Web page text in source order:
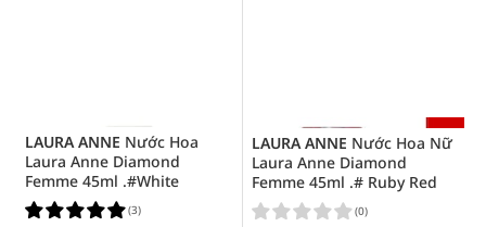
LAURA ANNE Nước Hoa
Laura Anne Diamond
Femme 45ml .#White
(3)
LAURA ANNE Nước Hoa Nữ
Laura Anne Diamond
Femme 45ml .# Ruby Red
(0)